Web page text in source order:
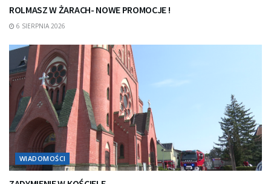
ROLMASZ W ŻARACH- NOWE PROMOCJE !
6 SIERPNIA 2026
WIADOMOŚCI